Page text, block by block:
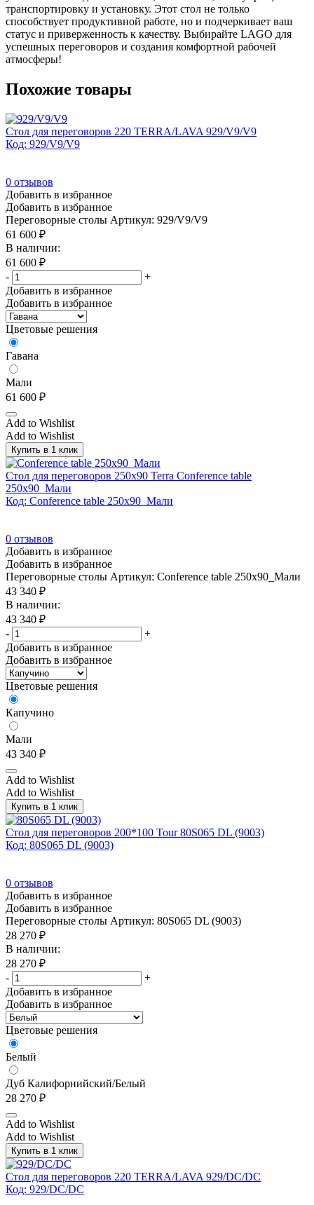
транспортировку и установку. Этот стол не только
способствует продуктивной работе, но и подчеркивает ваш
статус и приверженность к качеству. Выбирайте LAGO для
успешных переговоров и создания комфортной рабочей
атмосферы!
Похожие товары
Стол для переговоров 220 TERRA/LAVA 929/V9/V9
Код: 929/V9/V9
0 отзывов
Добавить в избранное
Добавить в избранное
Переговорные столы Артикул: 929/V9/V9
61 600 ₽
В наличии:
61 600 ₽
-
+
Добавить в избранное
Добавить в избранное
Цветовые решения
Гавана
Мали
61 600 ₽
Add to Wishlist
Add to Wishlist
Купить в 1 клик
Стол для переговоров 250х90 Terra Conference table
250x90_Мали
Код: Conference table 250x90_Мали
0 отзывов
Добавить в избранное
Добавить в избранное
Переговорные столы Артикул: Conference table 250x90_Мали
43 340 ₽
В наличии:
43 340 ₽
-
+
Добавить в избранное
Добавить в избранное
Цветовые решения
Капучино
Мали
43 340 ₽
Add to Wishlist
Add to Wishlist
Купить в 1 клик
Стол для переговоров 200*100 Tour 80S065 DL (9003)
Код: 80S065 DL (9003)
0 отзывов
Добавить в избранное
Добавить в избранное
Переговорные столы Артикул: 80S065 DL (9003)
28 270 ₽
В наличии:
28 270 ₽
-
+
Добавить в избранное
Добавить в избранное
Цветовые решения
Белый
Дуб Калифорнийский/Белый
28 270 ₽
Add to Wishlist
Add to Wishlist
Купить в 1 клик
Стол для переговоров 220 TERRA/LAVA 929/DC/DC
Код: 929/DC/DC